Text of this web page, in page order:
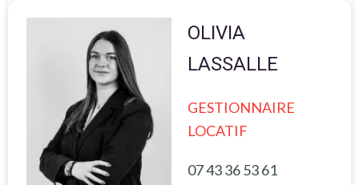
OLIVIA
LASSALLE
GESTIONNAIRE
LOCATIF
07 43 36 53 61